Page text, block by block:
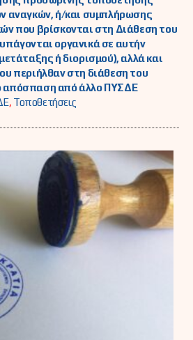
αναγκών, ή/και συμπλήρωσης
που βρίσκονται στη Διάθεση του
οργανικά σε αυτήν
ή διορισμού), αλλά και
περιήλθαν στη διάθεση του
από άλλο ΠΥΣΔΕ
, Τοποθετήσεις